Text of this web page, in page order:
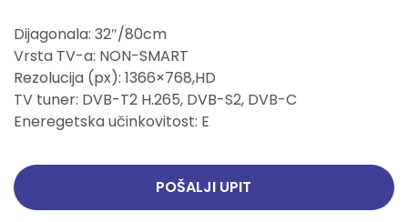
Dijagonala: 32″/80cm
Vrsta TV-a: NON-SMART
Rezolucija (px): 1366×768,HD
TV tuner: DVB-T2 H.265, DVB-S2, DVB-C
Eneregetska učinkovitost: E
POŠALJI UPIT